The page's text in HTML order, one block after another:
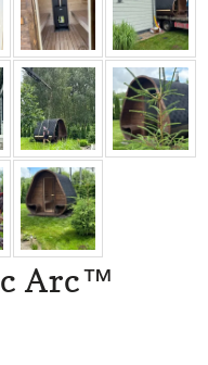
Arc™